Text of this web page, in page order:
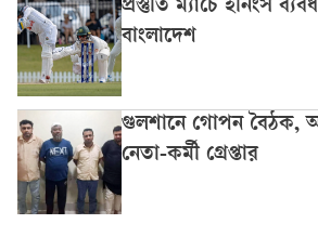
প্রস্তুতি ম্যাচে ইনিংস
বাংলাদেশ
গুলশানে গোপন বৈঠক,
নেতা-কর্মী গ্রেপ্তার